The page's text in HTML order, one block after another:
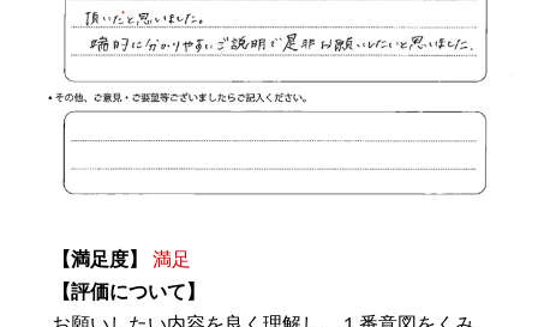
【満足度】
満足
【評価について】